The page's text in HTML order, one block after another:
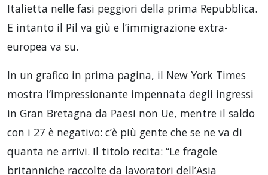
Italietta nelle fasi peggiori della prima Repubblica.
E intanto il Pil va giù e l’immigrazione extra-
europea va su.
In un grafico in prima pagina, il New York Times
mostra l’impressionante impennata degli ingressi
in Gran Bretagna da Paesi non Ue, mentre il saldo
con i 27 è negativo: c’è più gente che se ne va di
quanta ne arrivi. Il titolo recita: “Le fragole
britanniche raccolte da lavoratori dell’Asia